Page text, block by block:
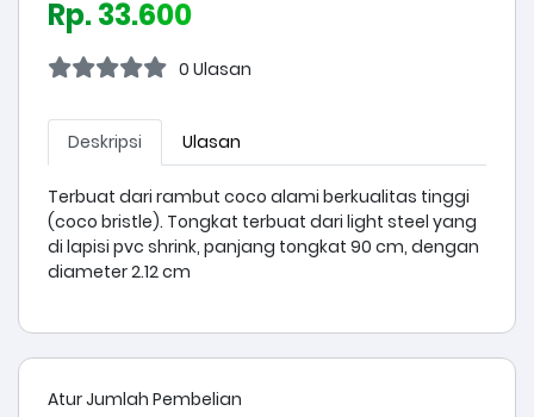
Rp. 33.600
0 Ulasan
Deskripsi Ulasan
Terbuat dari rambut coco alami berkualitas tinggi
(coco bristle). Tongkat terbuat dari light steel yang
di lapisi pvc shrink, panjang tongkat 90 cm, dengan
diameter 2.12 cm
Atur Jumlah Pembelian